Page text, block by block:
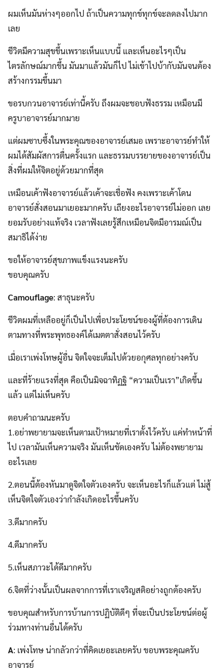
ผมเห็นมันห่างๆออกไป ถ้าเป็นความทุกข์ทุกข์จะลดลงไปมาก
เลย
ชีวิตมีความสุขขึ้นเพราะเห็นแบบนี้ และเห็นอะไรๆเป็น
ไตรลักษณ์มากขึ้น มันมาแล้วมันก็ไป ไม่เข้าไปบ้ากับมันจนต้อง
สร้างกรรมขึ้นมา
ขอรบกวนอาจารย์เท่านี้ครับ ถึงผมจะชอบฟังธรรม เหมือนมี
ครูบาอาจารย์มากมาย
แต่ผมซาบซึ้งในพระคุณของอาจารย์เสมอ เพราะอาจารย์ทำให้
ผมได้สัมผัสการตื่นครั้งแรก และธรรมบรรยายของอาจารย์เป็น
สิ่งที่ผมให้จิตอยู่ด้วยมากที่สุด
เหมือนเค้าฟังอาจารย์แล้วเค้าจะเชื่อฟัง คงเพราะเค้าโดน
อาจารย์สั่งสอนมาเยอะมากครับ เถียงอะไรอาจารย์ไม่ออก เลย
ยอมรับอย่างแท้จริง เวลาฟังเลยรู้สึกเหมือนจิตมีอารมณ์เป็น
สมาธิได้ง่าย
ขอให้อาจารย์สุขภาพแข็งแรงนะครับ
ขอบคุณครับ
Camouflage: สาธุนะครับ
ชีวิตผมที่เหลืออยู่ก็เป็นไปเพื่อประโยชน์ของผู้ที่ต้องการเดิน
ตามทางที่พระพุทธองค์ได้เมตตาสั่งสอนไว้ครับ
เมื่อเราเพ่งโทษผู้อื่น จิตใจจะเต็มไปด้วยอกุศลทุกอย่างครับ
และที่ร้ายแรงที่สุด คือเป็นมิจฉาทิฏฐิ “ความเป็นเรา”เกิดขึ้น
แล้ว แต่ไม่เห็นครับ
ตอบคำถามนะครับ
1.อย่าพยายามจะเห็นตามเป้าหมายที่เราตั้งไว้ครับ แค่ทำหน้าที่
ไป เวลามันเห็นความจริง มันเห็นชัดเองครับ ไม่ต้องพยายาม
อะไรเลย
2.ตอนนี้ต้องหันมาดูจิตใจตัวเองครับ จะเห็นอะไรก็แล้วแต่ ไม่สู้
เห็นจิตใจตัวเองว่ากำลังเกิดอะไรขึ้นครับ
3.ดีมากครับ
4.ดีมากครับ
5.เห็นสภาวะได้ดีมากครับ
6.จิตที่ว่างนั้นเป็นผลจากการที่เราเจริญสติอย่างถูกต้องครับ
ขอบคุณสำหรับการบ้านการปฏิบัติดีๆ ที่จะเป็นประโยชน์ต่อผู้
ร่วมทางท่านอื่นได้ครับ
A: เพ่งโทษ น่ากลัวกว่าที่คิดเยอะเลยครับ ขอบพระคุณครับ
อาจารย์